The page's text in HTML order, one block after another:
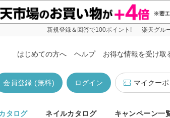
新規登録＆回答で100ポイント! 楽天グル
はじめての方へ ヘルプ お得な情報を受け取
マイクーポ
ログイン
会員登録 (無料)
タログ ネイルカタログ キャンペーン一